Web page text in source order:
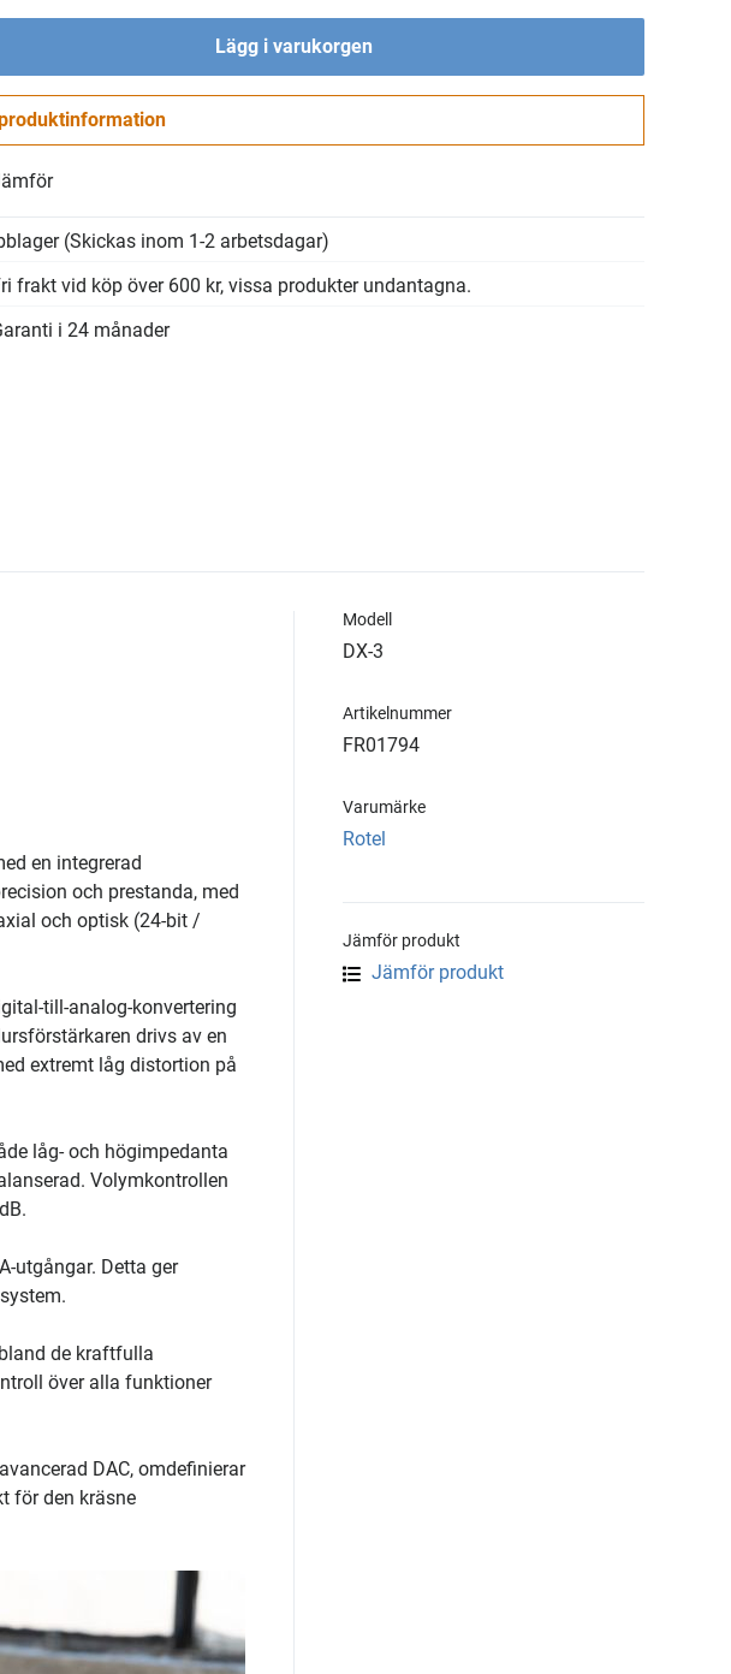
Lägg i varukorgen
(Skickas inom 1-2 arbetsdagar)
frakt vid köp över 600 kr, vissa produkter undantagna.
i 24 månader
en integrerad
och prestanda, med
och optisk (24-bit /
till-analog-konvertering
drivs av en
extremt låg distortion på
låg- och högimpedanta
Volymkontrollen
utgångar. Detta ger
de kraftfulla
över alla funktioner
DAC, omdefinierar
för den kräsne
Modell
DX-3
Artikelnummer
FR01794
Varumärke
Rotel
Jämför produkt
Jämför produkt